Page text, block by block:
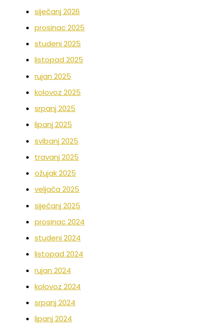
siječanj 2026
prosinac 2025
studeni 2025
listopad 2025
rujan 2025
kolovoz 2025
srpanj 2025
lipanj 2025
svibanj 2025
travanj 2025
ožujak 2025
veljača 2025
siječanj 2025
prosinac 2024
studeni 2024
listopad 2024
rujan 2024
kolovoz 2024
srpanj 2024
lipanj 2024